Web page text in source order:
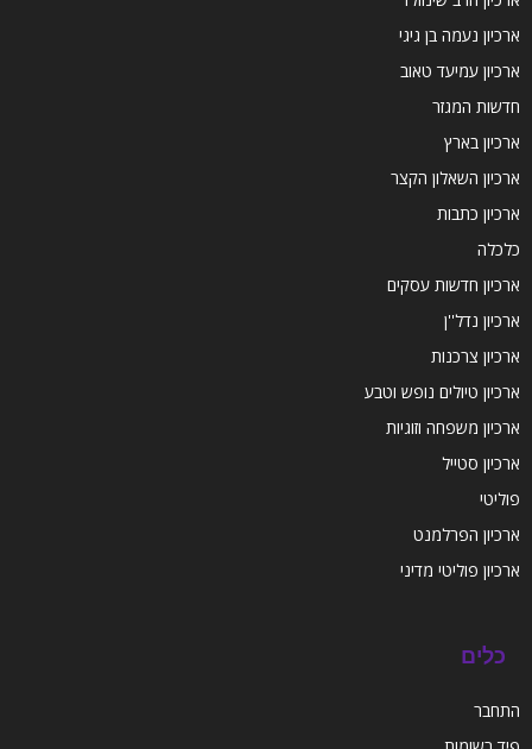
ארכיון נעמה בן גיגי
ארכיון עמיעד טאוב
חדשות המגזר
ארכיון בארץ
ארכיון השאלון הקצר
ארכיון כתבות
כלכלה
ארכיון חדשות עסקים
ארכיון נדל''ן
ארכיון צרכנות
ארכיון טיולים נופש וטבע
ארכיון משפחה וזוגיות
ארכיון סטייל
פוליטי
ארכיון הפרלמנט
ארכיון פוליטי מדיני
כלים
התחבר